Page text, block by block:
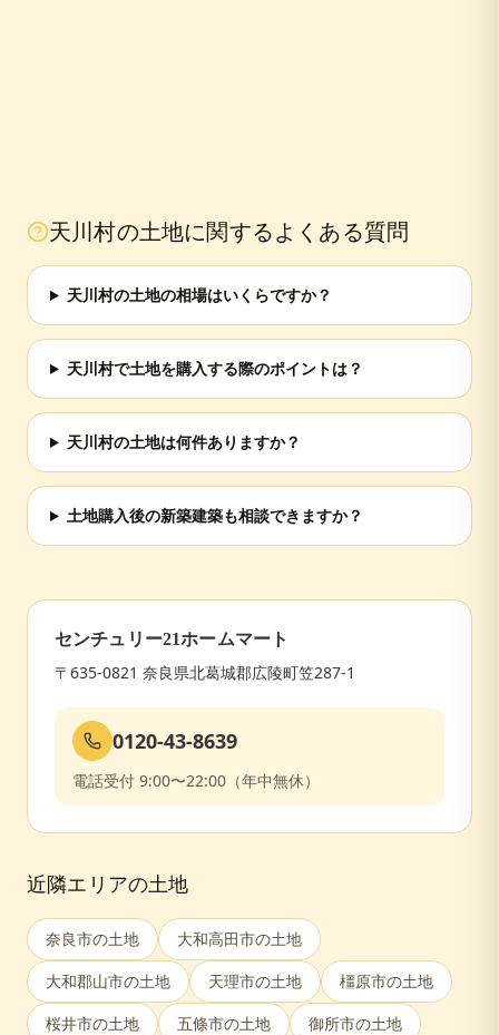
天川村の土地に関するよくある質問
天川村の土地の相場はいくらですか？
天川村で土地を購入する際のポイントは？
天川村の土地は何件ありますか？
土地購入後の新築建築も相談できますか？
センチュリー21ホームマート
〒635-0821 奈良県北葛城郡広陵町笠287-1
0120-43-8639
電話受付 9:00〜22:00（年中無休）
近隣エリアの土地
奈良市の土地 大和高田市の土地
大和郡山市の土地 天理市の土地 橿原市の土地
桜井市の土地 五條市の土地 御所市の土地